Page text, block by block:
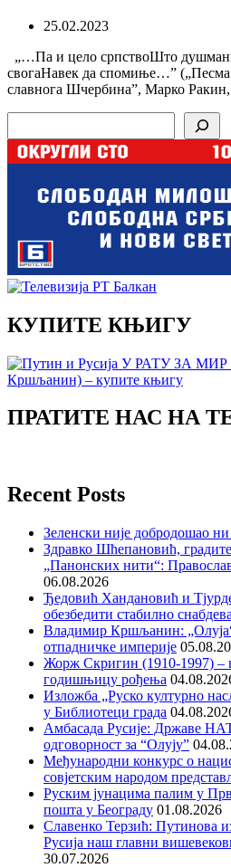
25.02.2023
„…Па и цело српствоШто
свогаНавек да спомиње…”
славнога Шчербина”, Марко
КУПИТЕ КЊИГУ
ПРАТИТЕ НАС НА
Recent Posts
Зеленски није добродошао ни
Здравко Шћепановић,
„Панонских нити“:
06.08.2026
Ђедовић Хандановић и
обезбедити стабилно
Владимир Кршљанин:
отпадничке империје
Жорж Скригин (1910-1997) –
годишњицу рођења
Изложба „Руско културно
у Библиотеци града
Амбасада Русије: Државе
одговорност за “Олују”
Међународни конкурс о
совјетским народом
Руским јунацима палим у
пошта у Београду 01.08.2026
Славенко Терзић: Путинова
Русија наш главни
30.07.2026